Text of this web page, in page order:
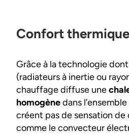
Confort
Grâce à la technologie
(radiateurs à inertie ou
chauffage diffuse une
homogènedans
créent pas de sensation de
comme le convecteur